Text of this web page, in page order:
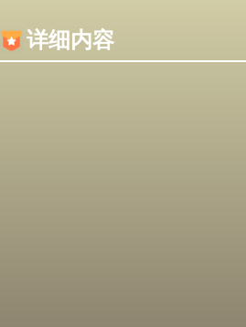
详细内容